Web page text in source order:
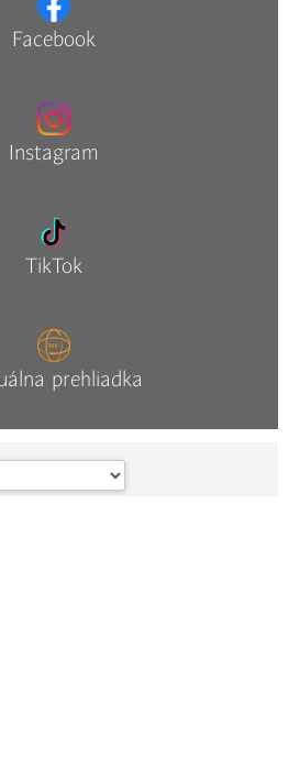
Facebook
Instagram
TikTok
prehliadka